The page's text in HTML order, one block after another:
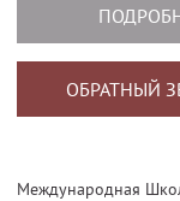
ОБРАТНЫЙ
Международная